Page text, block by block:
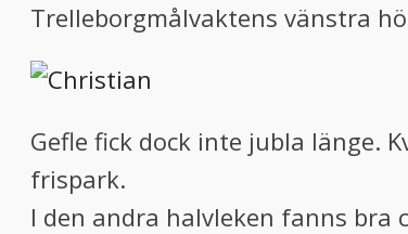
Trelleborgmålvaktens vänstra
Gefle fick dock inte jubla länge.
frispark.
I den andra halvleken fanns bra